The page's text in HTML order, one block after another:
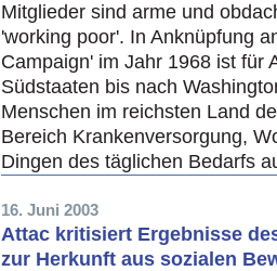
Mitglieder sind arme und
'working poor'. In Anknüpfung
Campaign' im Jahr 1968 ist für
Südstaaten bis nach
Menschen im reichsten Land
Bereich Krankenversorgung,
Dingen des täglichen Bedarfs
16. Juni 2003
Attac kritisiert Ergebnisse
zur Herkunft aus sozialen